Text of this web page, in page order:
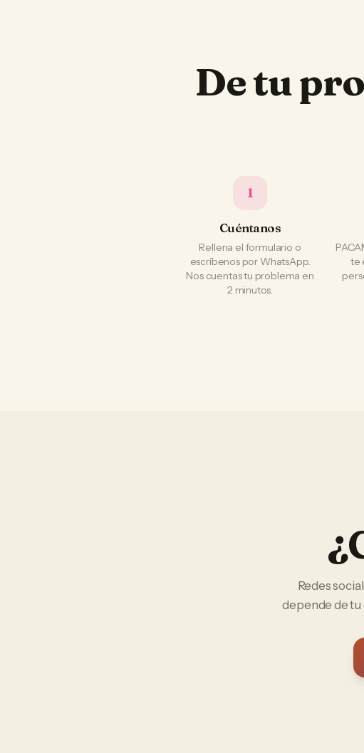
De tu
1
Cuéntanos
Rellena el formulario o
escríbenos por WhatsApp.
Nos cuentas tu problema en
2 minutos.
te
Redes
depende de tu